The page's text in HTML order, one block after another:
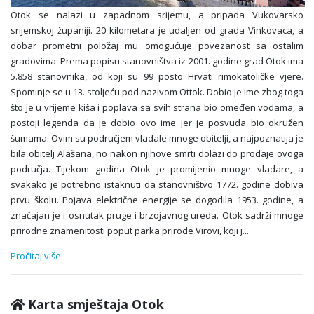
Otok se nalazi u zapadnom srijemu, a pripada Vukovarsko
srijemskoj županiji. 20 kilometara je udaljen od grada Vinkovaca, a
dobar prometni položaj mu omogućuje povezanost sa ostalim
gradovima. Prema popisu stanovništva iz 2001. godine grad Otok ima
5.858 stanovnika, od koji su 99 posto Hrvati rimokatoličke vjere.
Spominje se u 13. stoljeću pod nazivom Ottok. Dobio je ime zbog toga
što je u vrijeme kiša i poplava sa svih strana bio omeđen vodama, a
postoji legenda da je dobio ovo ime jer je posvuda bio okružen
šumama. Ovim su područjem vladale mnoge obitelji, a najpoznatija je
bila obitelj Alašana, no nakon njihove smrti dolazi do prodaje ovoga
područja. Tijekom godina Otok je promijenio mnoge vladare, a
svakako je potrebno istaknuti da stanovništvo 1772. godine dobiva
prvu školu. Pojava električne energije se dogodila 1953. godine, a
značajan je i osnutak pruge i brzojavnog ureda. Otok sadrži mnoge
prirodne znamenitosti poput parka prirode Virovi, koji j...
Pročitaj više
Karta smještaja Otok